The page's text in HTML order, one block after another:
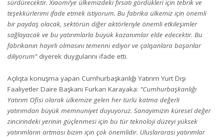
sürdürecektir. Xiaomi’ye ülkemizdeki fırsatı gördükleri için tebrik ve
teşekkürlerimi ifade etmek istiyorum. Bu fabrika ülkemiz için önemli
bir paydaş olacak, sektörün diğer aktörleriyle önemli etkileşimler
sağlayacak ve bu yatırımlarla büyük kazanımlar elde edecektir. Bu
fabrikanın hayırlı olmasını temenni ediyor ve çalışanlara başarılar
diliyorum” diyerek duygularını ifade etti.
Açılışta konuşma yapan Cumhurbaşkanlığı Yatırım Yurt Dışı
Faaliyetler Daire Başkanı Furkan Karayaka: “Cumhurbaşkanlığı
Yatırım Ofisi olarak ülkemize gelen her türlü katma değerli
yatırımdan büyük memnuniyet duyuyoruz. Sanayimizin küresel değer
zincirindeki yerinin güçlenmesi için bu tür teknoloji düzeyi yüksek
yatırımların artması bizim için çok önemlidir. Uluslararası yatırımlar